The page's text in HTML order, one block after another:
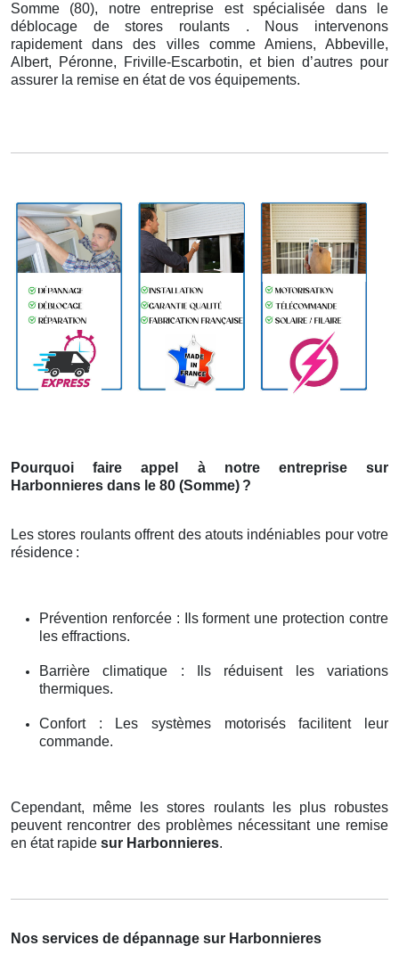
Somme (80), notre entreprise est spécialisée dans le
déblocage de stores roulants . Nous intervenons
rapidement dans des villes comme Amiens, Abbeville,
Albert, Péronne, Friville-Escarbotin, et bien d’autres pour
assurer la remise en état de vos équipements.
Pourquoi faire appel à notre entreprise sur
Harbonnieres dans le 80 (Somme) ?
Les stores roulants offrent des atouts indéniables pour votre
résidence :
Prévention renforcée : Ils forment une protection contre
les effractions.
Barrière climatique : Ils réduisent les variations
thermiques.
Confort : Les systèmes motorisés facilitent leur
commande.
Cependant, même les stores roulants les plus robustes
peuvent rencontrer des problèmes nécessitant une remise
en état rapide sur Harbonnieres.
Nos services de dépannage sur Harbonnieres